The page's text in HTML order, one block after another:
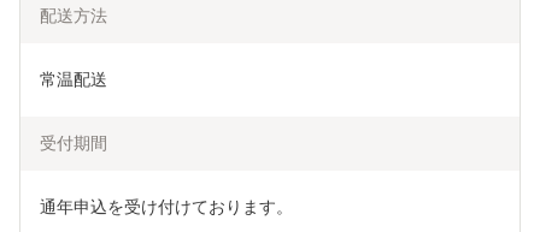
配送方法
常温配送
受付期間
通年申込を受け付けております。